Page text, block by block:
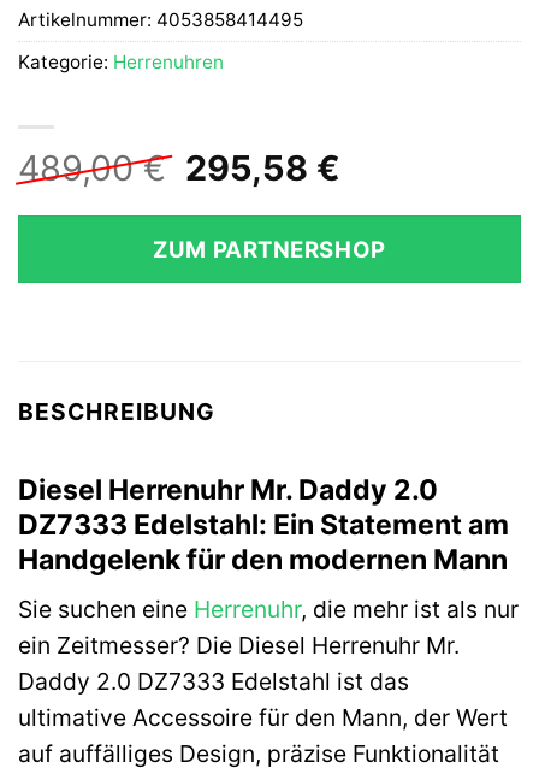
489,00€ Ursprünglicher
Preis
war:
489,00 €
295,58 €
ist:
295,58 €.
ZUM PARTNERSHOP
Artikelnummer: 4053858414495
Kategorie: Herrenuhren
BESCHREIBUNG
Diesel Herrenuhr Mr. Daddy 2.0
DZ7333 Edelstahl: Ein Statement am
Handgelenk für den modernen Mann
Sie suchen eine Herrenuhr, die mehr ist als nur
ein Zeitmesser? Die Diesel Herrenuhr Mr.
Daddy 2.0 DZ7333 Edelstahl ist das
ultimative Accessoire für den Mann, der Wert
auf auffälliges Design, präzise Funktionalität